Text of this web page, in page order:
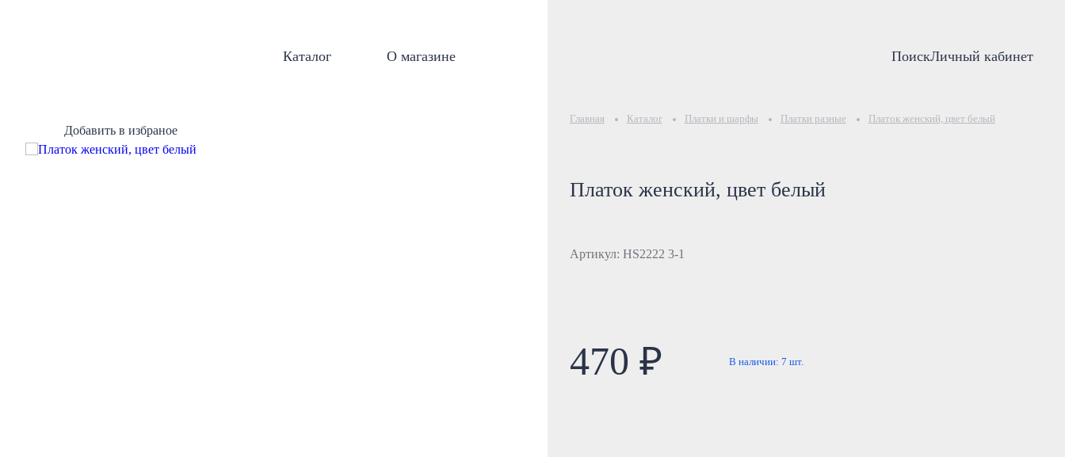
Каталог О магазине ПоискЛичный кабинет
Добавить в избраное
Главная Каталог Платки и шарфы Платки разные Платок женский, цвет белый
Платок женский, цвет белый
Артикул: HS2222 3-1
470 ₽ В наличии: 7 шт.